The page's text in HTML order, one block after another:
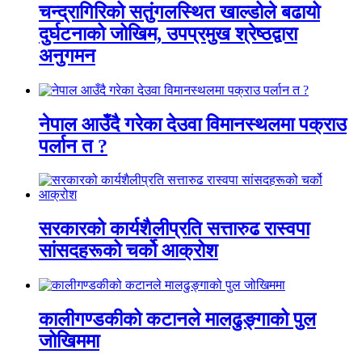
चन्द्रागिरिको सतुंगलस्थित खाल्डोले बढायो
दुर्घटनाको जोखिम, उपप्रमुख श्रेष्ठद्वारा
अनुगमन
नेपाल आउँदै गरेका देउवा विमानस्थलमा पक्राउ
पर्लान त ?
सरकारको कार्यशैलीप्रति सत्तारुढ रास्वपा
सांसदहरूको चर्को आक्रोश
कालीगण्डकीको कटानले मालढुङ्गाको पुल
जोखिममा